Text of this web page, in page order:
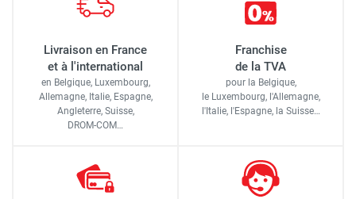
Livraison en France
et à l'international
en Belgique, Luxembourg,
Allemagne, Italie, Espagne,
Angleterre, Suisse,
DROM-COM…
Franchise
de la TVA
pour la Belgique,
le Luxembourg, l'Allemagne,
l'Italie, l'Espagne, la Suisse…